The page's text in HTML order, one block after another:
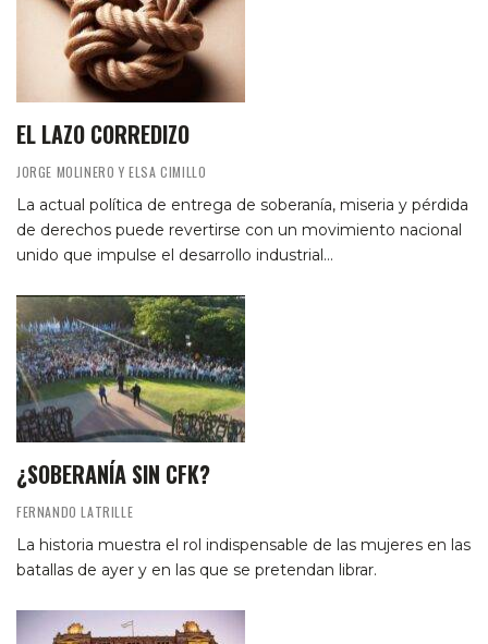
EL LAZO CORREDIZO
JORGE MOLINERO Y ELSA CIMILLO
La actual política de entrega de soberanía, miseria y pérdida
de derechos puede revertirse con un movimiento nacional
unido que impulse el desarrollo industrial…
¿SOBERANÍA SIN CFK?
FERNANDO LATRILLE
La historia muestra el rol indispensable de las mujeres en las
batallas de ayer y en las que se pretendan librar.